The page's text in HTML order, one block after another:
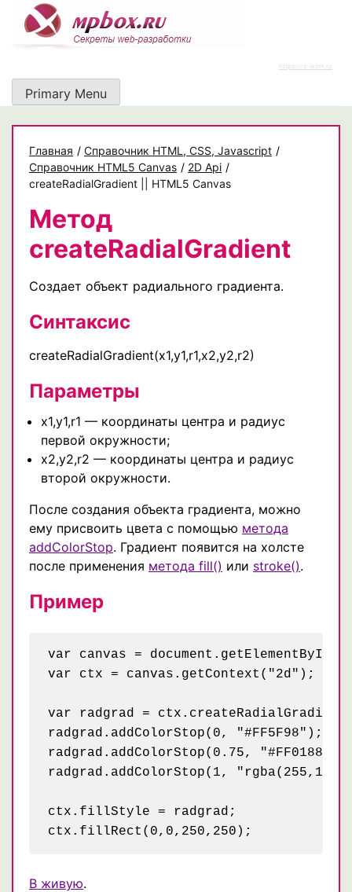
content
https://rz-work.ru
Primary Menu
Главная / Cправочник HTML, CSS, Javascript /
Справочник HTML5 Canvas / 2D Api /
createRadialGradient || HTML5 Canvas
Метод
createRadialGradient
Создает объект радиального градиента.
Синтаксис
createRadialGradient(x1,y1,r1,x2,y2,r2)
Параметры
x1,y1,r1 — координаты центра и радиус
первой окружности;
x2,y2,r2 — координаты центра и радиус
второй окружности.
После создания объекта градиента, можно
ему присвоить цвета с помощью метода
addColorStop. Градиент появится на холсте
после применения метода fill() или stroke().
Пример
var canvas =
var ctx = canvas.getContext("2d");
var radgrad =
radgrad.addColorStop(0, "#FF5F98");
radgrad.addColorStop(0.75,
radgrad.addColorStop(1,
ctx.fillStyle = radgrad;
В живую.